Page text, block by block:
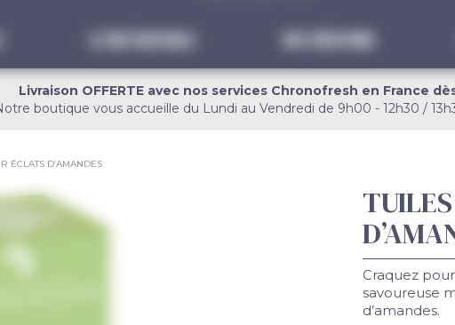
Le Bio équitable Vos créations
Livraison OFFERTE avec nos services Chronofresh en France
boutique vous accueille du Lundi au Vendredi de 9h00 - 12h30 /
ÉCLATS D’AMANDES
Craquez
savoureuse
d’amandes.